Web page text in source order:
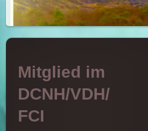
Mitglied im
DCNH/VDH/
FCI